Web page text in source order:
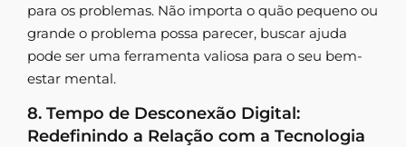
para os problemas. Não importa o quão pequeno ou
grande o problema possa parecer, buscar ajuda
pode ser uma ferramenta valiosa para o seu bem-
estar mental.
8. Tempo de Desconexão Digital:
Redefinindo a Relação com a Tecnologia